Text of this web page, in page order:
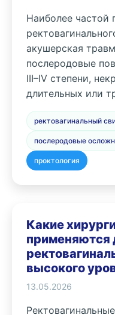
Наиболее частой
акушерская
послеродовые
III–IV степени,
длительных или
ректовагинальный
послеродовые
проктология
Какие
применяются
высокого
13.05.2026